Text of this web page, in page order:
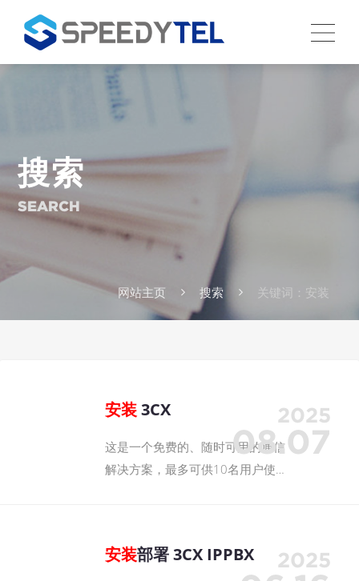
搜索
SEARCH
网站主页 搜索 关键词：安装
2025
08.07
安装3CX
这是一个免费的、随时可用的通信
解决方案，最多可供10名用户使
2025
安装部署 3CX IPPBX